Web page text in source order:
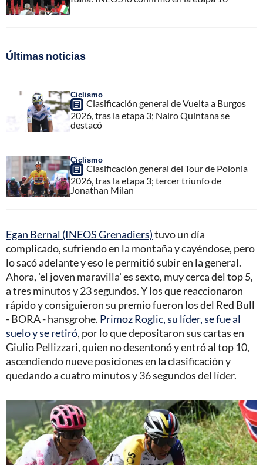
Últimas noticias
Ciclismo
Clasificación general de Vuelta a Burgos
2026, tras la etapa 3; Nairo Quintana se
destacó
Ciclismo
Clasificación general del Tour de Polonia
2026, tras la etapa 3; tercer triunfo de
Jonathan Milan
Egan Bernal (INEOS Grenadiers)tuvo un día
complicado, sufriendo en la montaña y cayéndose, pero
lo sacó adelante y eso le permitió subir en la general.
Ahora, 'el joven maravilla' es sexto, muy cerca del top 5,
a tres minutos y 23 segundos. Y los que reaccionaron
rápido y consiguieron su premio fueron los del Red Bull
- BORA - hansgrohe. Primoz Roglic, su líder, se fue al
suelo y se retiró, por lo que depositaron sus cartas en
Giulio Pellizzari, quien no desentonó y entró al top 10,
ascendiendo nueve posiciones en la clasificación y
quedando a cuatro minutos y 36 segundos del líder.